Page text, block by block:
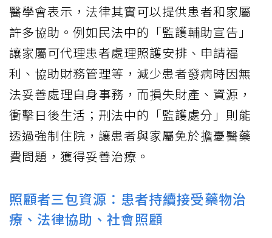
醫學會表示，法律其實可以提供患者和家屬
許多協助。例如民法中的「監護輔助宣告」
讓家屬可代理患者處理照護安排、申請福
利、協助財務管理等，減少患者發病時因無
法妥善處理自身事務，而損失財產、資源，
衝擊日後生活；刑法中的「監護處分」則能
透過強制住院，讓患者與家屬免於擔憂醫藥
費問題，獲得妥善治療。
照顧者三包資源：患者持續接受藥物治
療、法律協助、社會照顧